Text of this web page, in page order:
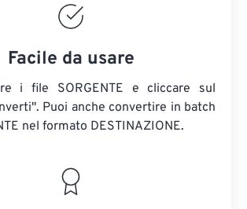
Facile da usare
i file SORGENTE e cliccare sul
Puoi anche convertire in batch
nel formato DESTINAZIONE.